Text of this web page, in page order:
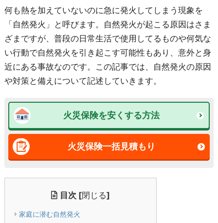
何も熱を加えていないのに急に発火してしまう現象を
「自然発火」と呼びます。自然発火が起こる原因はさま
ざまですが、普段の日常生活で使用してるものや何気な
い行動で自然発火を引き起こす可能性もあり、意外と身
近にある事故なのです。この記事では、自然発火の原因
や対策と備えについて記述していきます。
火災保険を安くする方法
火災保険一括見積もり
目次 [閉じる]
家庭に潜む自然発火